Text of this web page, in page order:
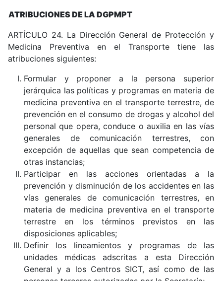
ATRIBUCIONES DE LA DGPMPT
ARTÍCULO 24. La Dirección General de Protección y
Medicina Preventiva en el Transporte tiene las
atribuciones siguientes:
Formular y proponer a la persona superior
jerárquica las políticas y programas en materia de
medicina preventiva en el transporte terrestre, de
prevención en el consumo de drogas y alcohol del
personal que opera, conduce o auxilia en las vías
generales de comunicación terrestres, con
excepción de aquellas que sean competencia de
otras instancias;
Participar en las acciones orientadas a la
prevención y disminución de los accidentes en las
vías generales de comunicación terrestres, en
materia de medicina preventiva en el transporte
terrestre en los términos previstos en las
disposiciones aplicables;
Definir los lineamientos y programas de las
unidades médicas adscritas a esta Dirección
General y a los Centros SICT, así como de las